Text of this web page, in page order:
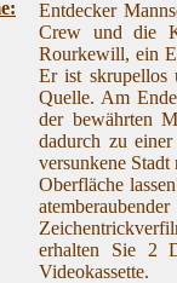
Entdecker
Crew und die
Rourkewill, ein
Er ist skrupellos
Quelle. Am
der bewährten
dadurch zu
versunkene Stadt
Oberfläche
erhalten Sie 2
Videokassette.